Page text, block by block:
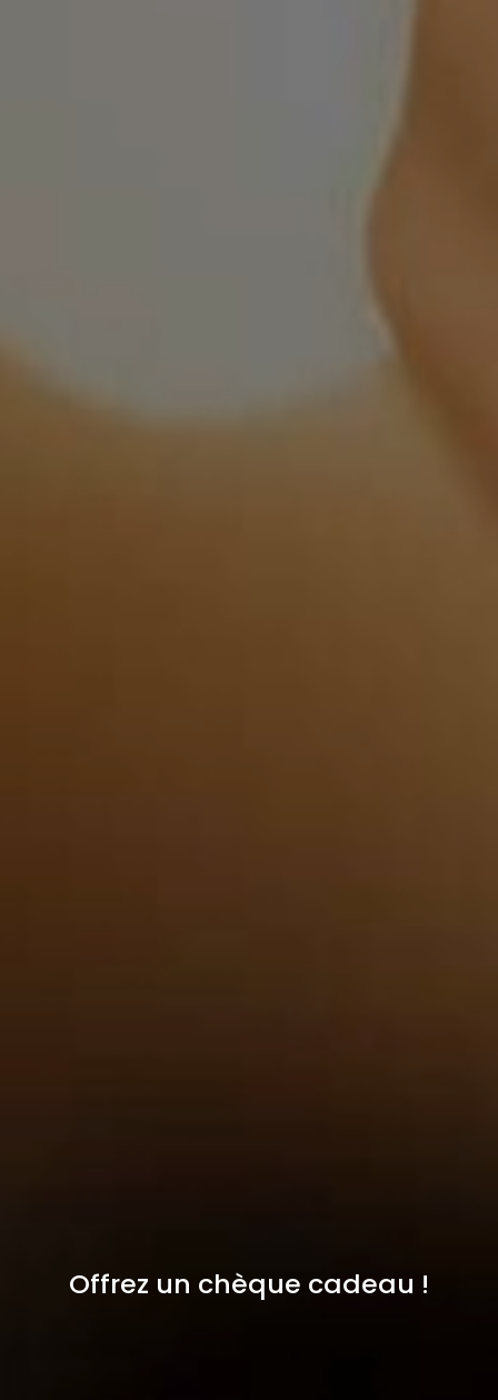
Offrez un chèque cadeau !